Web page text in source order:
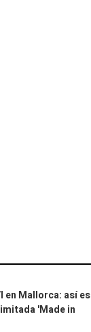
en Mallorca: así es
'Made in